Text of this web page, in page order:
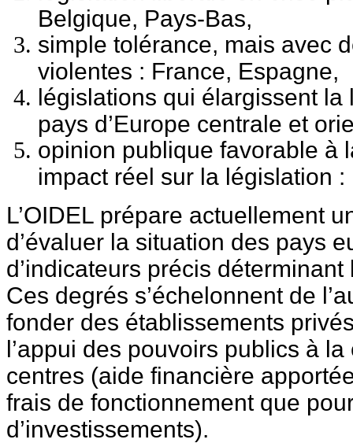
Belgique, Pays-Bas,
simple tolérance, mais avec
violentes : France, Espagne,
législations qui élargissent
pays d’Europe centrale et
opinion publique favorable à
impact réel sur la législation :
L’OIDEL prépare actuellement
d’évaluer la situation des pays
d’indicateurs précis
Ces degrés s’échelonnent de
fonder des établissements
l’appui des pouvoirs publics à
centres (aide financière
frais de fonctionnement que
d’investissements).